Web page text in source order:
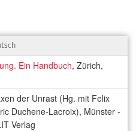
Ein Handbuch, Zürich,
der Unrast (Hg. mit Felix
Duchene-Lacroix), Münster -
Verlag